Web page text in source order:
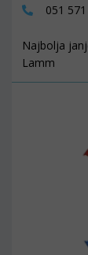
051 571
Najbolja
Lamm